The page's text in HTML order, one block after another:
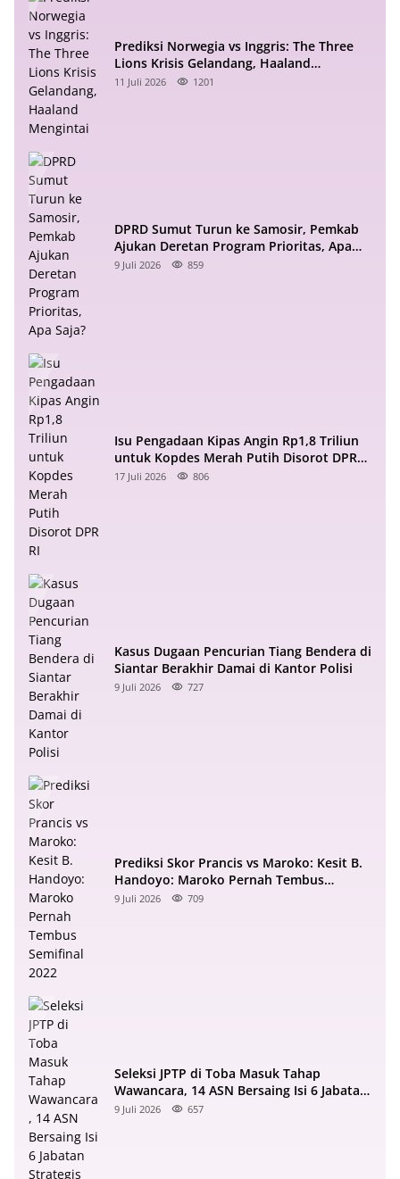
Prediksi Norwegia vs Inggris: The Three
Lions Krisis Gelandang, Haaland
Mengintai
11 Juli 2026 1201
DPRD Sumut Turun ke Samosir, Pemkab
Ajukan Deretan Program Prioritas, Apa
Saja?
9 Juli 2026 859
Isu Pengadaan Kipas Angin Rp1,8 Triliun
untuk Kopdes Merah Putih Disorot DPR
RI
17 Juli 2026 806
Kasus Dugaan Pencurian Tiang Bendera di
Siantar Berakhir Damai di Kantor Polisi
9 Juli 2026 727
Prediksi Skor Prancis vs Maroko: Kesit B.
Handoyo: Maroko Pernah Tembus
Semifinal 2022
9 Juli 2026 709
Seleksi JPTP di Toba Masuk Tahap
Wawancara, 14 ASN Bersaing Isi 6 Jabatan
Strategis
9 Juli 2026 657